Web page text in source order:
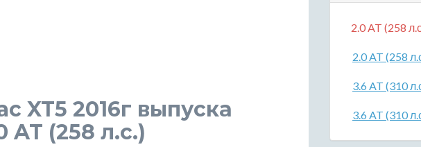
XT5 2016г выпуска
(258 л.с.)
2.0 AT (258
2.0 AT (258
3.6 AT (310
3.6 AT (310